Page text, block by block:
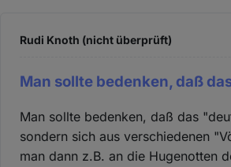
Rudi Knoth (nicht überprüft)
Man sollte bedenken, daß
Man sollte bedenken, daß das
sondern sich aus verschiedenen
man dann z.B. an die Hugenotten